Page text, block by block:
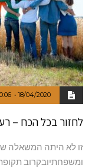
18/04/2020
לחזור בכל הכח –
זו לא היתה המשאלה
ומשפחתיובקרוב